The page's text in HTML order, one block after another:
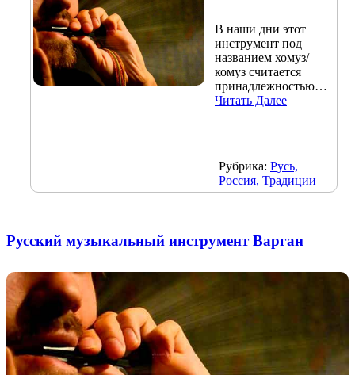
В наши дни этот
инструмент под
названием хомуз/
комуз считается
принадлежностью…
Читать Далее
Рубрика: Русь,
Россия, Традиции
Русский музыкальный инструмент Варган